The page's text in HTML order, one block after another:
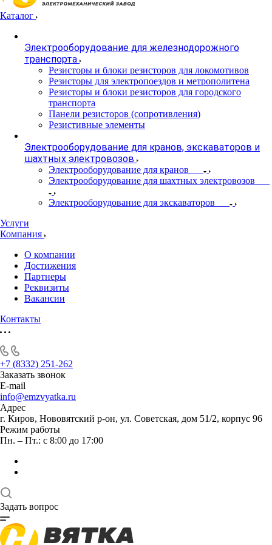
Каталог
Электрооборудование для железнодорожного
транспорта
Резисторы и блоки резисторов для локомотивов
Резисторы для электропоездов и метрополитена
Резисторы и блоки резисторов для городского
транспорта
Панели резисторов (сопротивления)
Резистивные элементы
Электрооборудование для кранов, экскаваторов и
шахтных электровозов
Электрооборудование для кранов
Электрооборудование для шахтных электровозов
Электрооборудование для экскаваторов
Услуги
Компания
О компании
Достижения
Партнеры
Реквизиты
Вакансии
Контакты
+7 (8332) 251-262
Заказать звонок
E-mail
info@emzvyatka.ru
Адрес
г. Киров, Нововятский р-он, ул. Советская, дом 51/2, корпус 96
Режим работы
Пн. – Пт.: с 8:00 до 17:00
Задать вопрос